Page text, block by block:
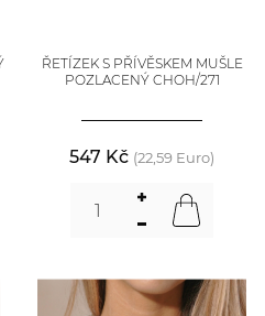
ŘETÍZEK S PŘÍVĚSKEM MUŠLE
POZLACENÝ CHOH/271
547 Kč (22,59 Euro)